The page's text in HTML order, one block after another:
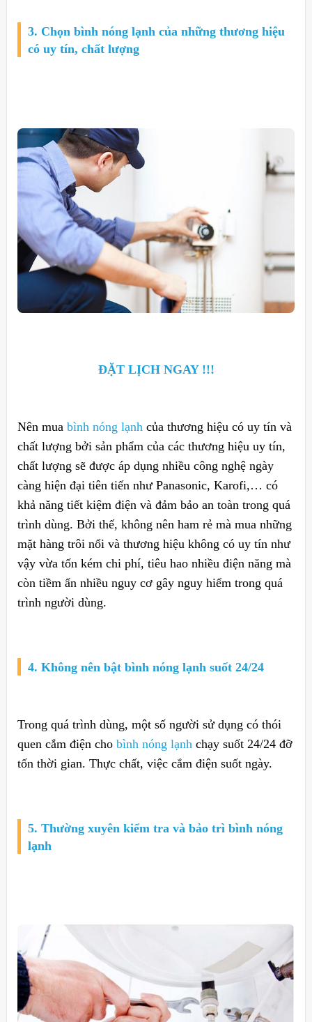
3. Chọn bình nóng lạnh của những thương hiệu
có uy tín, chất lượng
ĐẶT LỊCH NGAY !!!
Nên mua bình nóng lạnh của thương hiệu có uy tín và
chất lượng bởi sản phẩm của các thương hiệu uy tín,
chất lượng sẽ được áp dụng nhiều công nghệ ngày
càng hiện đại tiên tiến như Panasonic, Karofi,… có
khả năng tiết kiệm điện và đảm bảo an toàn trong quá
trình dùng. Bởi thế, không nên ham rẻ mà mua những
mặt hàng trôi nổi và thương hiệu không có uy tín như
vậy vừa tốn kém chi phí, tiêu hao nhiều điện năng mà
còn tiềm ẩn nhiều nguy cơ gây nguy hiểm trong quá
trình người dùng.
4. Không nên bật bình nóng lạnh suốt 24/24
Trong quá trình dùng, một số người sử dụng có thói
quen cắm điện cho bình nóng lạnh chạy suốt 24/24 đỡ
tốn thời gian. Thực chất, việc cắm điện suốt ngày.
5. Thường xuyên kiểm tra và bảo trì bình nóng
lạnh